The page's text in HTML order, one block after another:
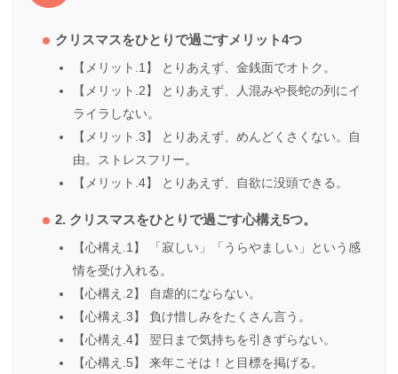
クリスマスをひとりで過ごすメリット4つ
【メリット.1】 とりあえず、金銭面でオトク。
【メリット.2】 とりあえず、人混みや長蛇の列にイ
ライラしない。
【メリット.3】 とりあえず、めんどくさくない。自
由。ストレスフリー。
【メリット.4】 とりあえず、自欲に没頭できる。
2. クリスマスをひとりで過ごす心構え5つ。
【心構え.1】 「寂しい」「うらやましい」という感
情を受け入れる。
【心構え.2】 自虐的にならない。
【心構え.3】 負け惜しみをたくさん言う。
【心構え.4】 翌日まで気持ちを引きずらない。
【心構え.5】 来年こそは！と目標を掲げる。